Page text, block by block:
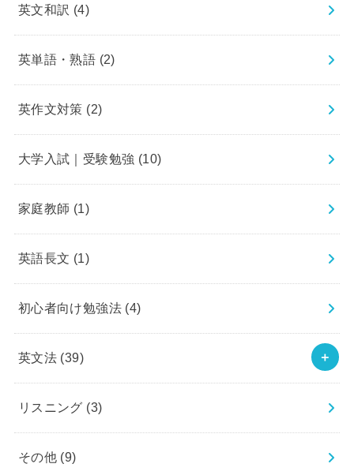
英文和訳 (4)
英単語・熟語 (2)
英作文対策 (2)
大学入試｜受験勉強 (10)
家庭教師 (1)
英語長文 (1)
初心者向け勉強法 (4)
英文法 (39)
リスニング (3)
その他 (9)